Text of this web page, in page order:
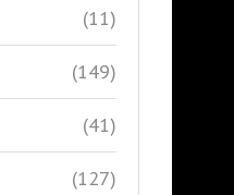
(11)
(149)
(41)
(127)